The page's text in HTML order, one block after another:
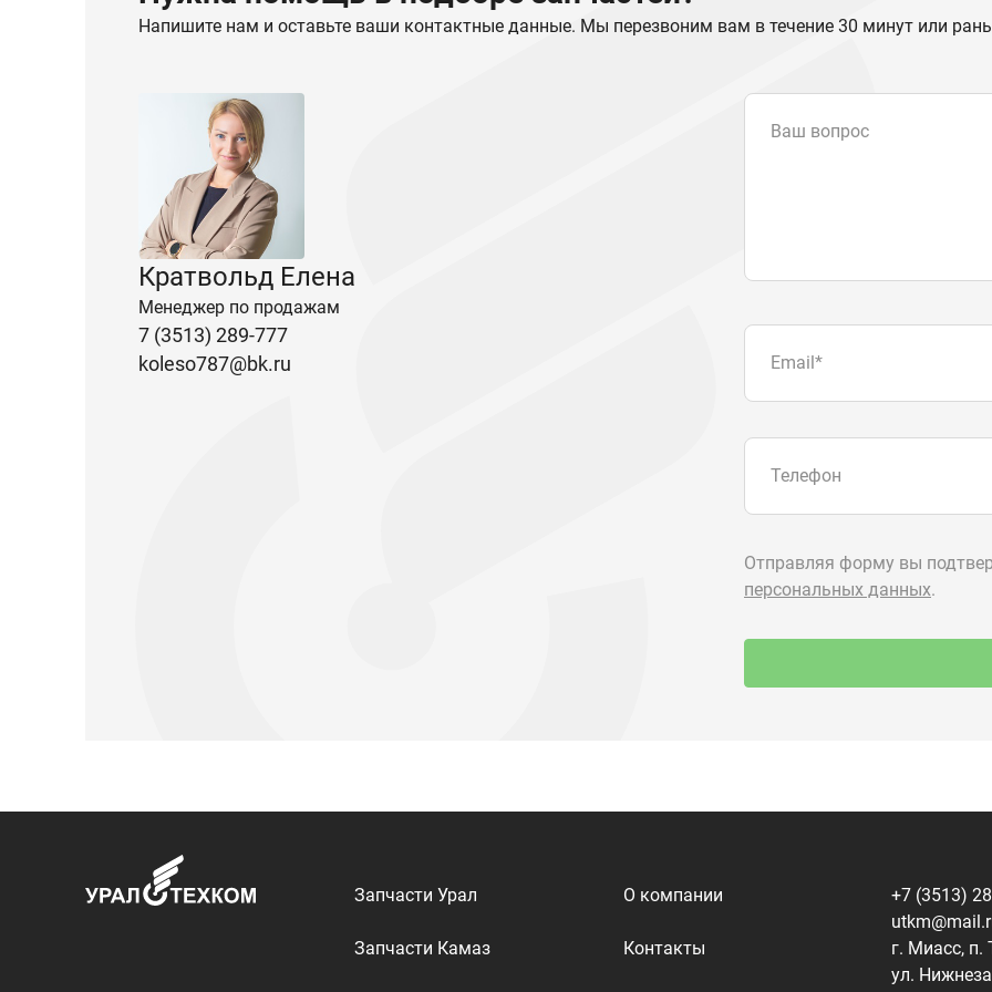
Напишите нам и оставьте ваши контактные данные. Мы перезвоним вам в течение 30 минут или
Кратвольд Елена
Менеджер по продажам
7 (3513) 289-777
koleso787@bk.ru
Ваш вопрос
Доставка и оплата
+7 (3513)
г. Миасс, п.
ул.
ООО «УралТехКом», 2026 Политика конфиденциальности